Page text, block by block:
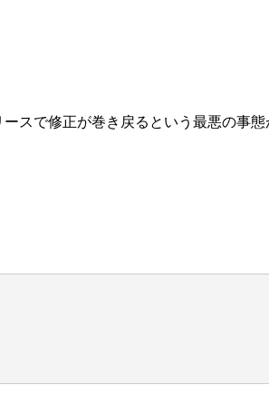
スで修正が巻き戻るという最悪の事態